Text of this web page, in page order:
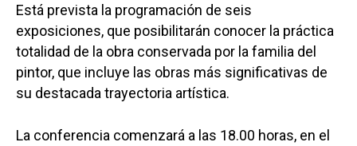
Está prevista la programación de seis
exposiciones, que posibilitarán conocer la práctica
totalidad de la obra conservada por la familia del
pintor, que incluye las obras más significativas de
su destacada trayectoria artística.
La conferencia comenzará a las 18.00 horas, en el